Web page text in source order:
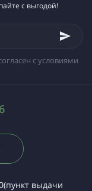
с выгодой!
с условиями
выдачи